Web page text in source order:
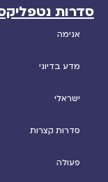
סדרות נטפליקס
אנימה
מדע בדיוני
ישראלי
סדרות קצרות
פעולה